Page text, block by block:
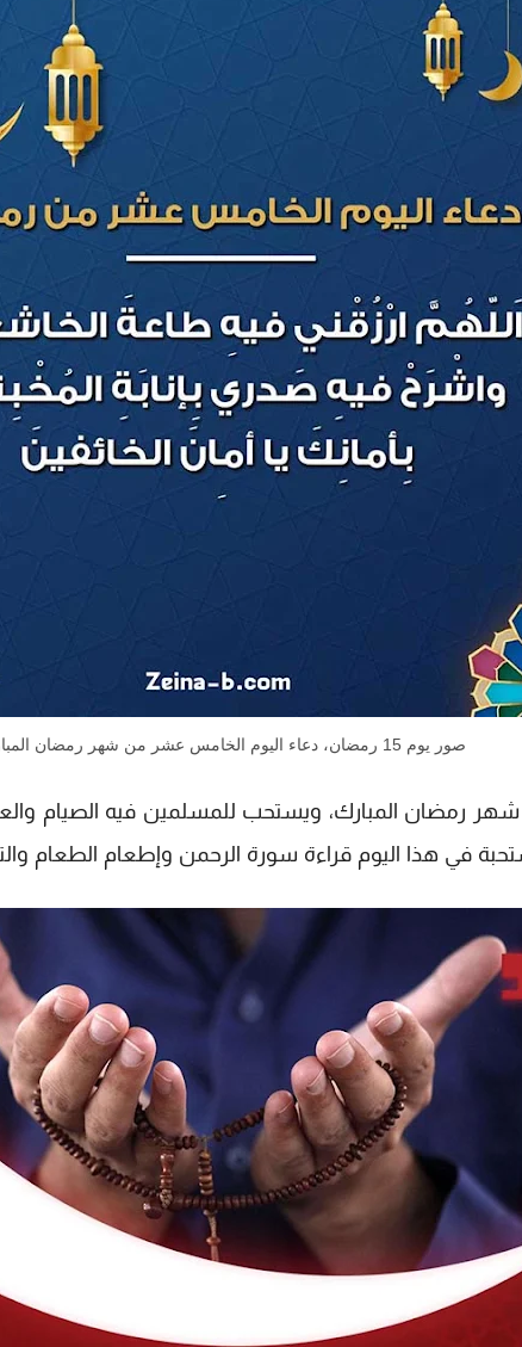
صور يوم 15 رمضان، دعاء اليوم الخامس عشر من شهر رمضان المبارك
شهر رمضان المبارك، ويستحب للمسلمين فيه الصيام
في هذا اليوم قراءة سورة الرحمن وإطعام الطعام